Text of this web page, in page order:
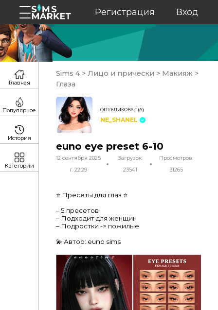
Регистрация Вход
Sims 4 > Лицо и прически > Макияж >
Глаза
ОПУБЛИКОВАЛ(А)
NE_SHANEL
euno eye preset 6-10
12 сентября 2025
г. 22:29
Загрузок:
23541
Просмотров:
31265
⭐ Пресеты для глаз ⭐
– 5 пресетов
– Подходит для женщин
– Подростки -> пожилые
💫 Автор: euno sims
Главная
Популярное
История
Категории